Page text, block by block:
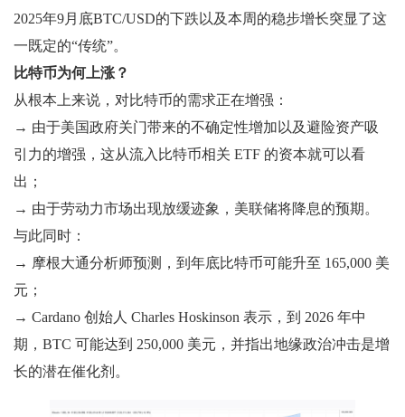
2025年9月底BTC/USD的下跌以及本周的稳步增长突显了这
一既定的“传统”。
比特币为何上涨？
从根本上来说，对比特币的需求正在增强：
→ 由于美国政府关门带来的不确定性增加以及避险资产吸
引力的增强，这从流入比特币相关 ETF 的资本就可以看
出；
→ 由于劳动力市场出现放缓迹象，美联储将降息的预期。
与此同时：
→ 摩根大通分析师预测，到年底比特币可能升至 165,000 美
元；
→ Cardano 创始人 Charles Hoskinson 表示，到 2026 年中
期，BTC 可能达到 250,000 美元，并指出地缘政治冲击是增
长的潜在催化剂。